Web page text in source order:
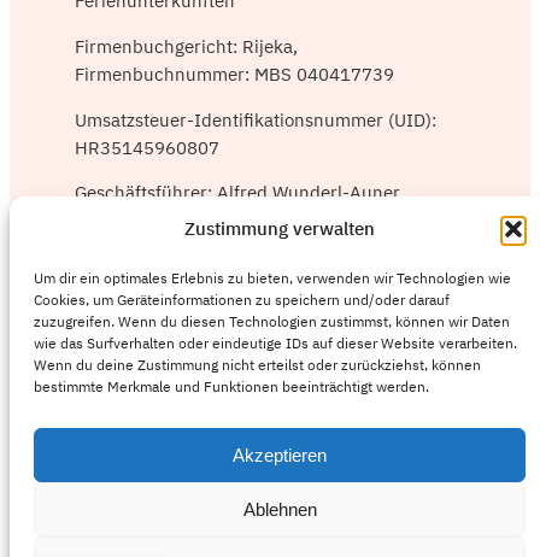
Zustimmung verwalten
Um dir ein optimales Erlebnis zu bieten, verwenden wir Technologien wie
Cookies, um Geräteinformationen zu speichern und/oder darauf
zuzugreifen. Wenn du diesen Technologien zustimmst, können wir Daten
wie das Surfverhalten oder eindeutige IDs auf dieser Website verarbeiten.
Wenn du deine Zustimmung nicht erteilst oder zurückziehst, können
bestimmte Merkmale und Funktionen beeinträchtigt werden.
Akzeptieren
Ablehnen
Firmenbuchgericht: Rijeka,
Firmenbuchnummer: MBS 040417739
Umsatzsteuer-Identifikationsnummer (UID):
HR35145960807
Geschäftsführer: Alfred Wunderl-Auner,
Die Europäische Kommission stellt eine
Plattform zur Online-Streitbeilegung (OS)
bereit, die Sie hier
findenhttps://ec.europa.eu/consumers/odr/ .
Zur Teilnahme an einem
Verbraucherschlichtungsstelle sind wir nicht
verpflichtet und nicht bereit.